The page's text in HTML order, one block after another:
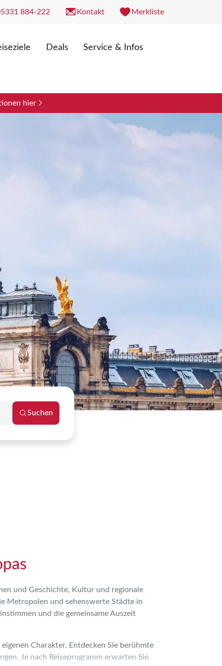
884-222
- 18:00 Uhr
Kontakt Merkliste
Deals Service & Infos
hier
Suchen
und Geschichte, Kultur und regionale
Metropolen und sehenswerte Städte in
und die gemeinsame Auszeit
Charakter. Entdecken Sie berühmte
Je nach Reiseprogramm erwarten Sie